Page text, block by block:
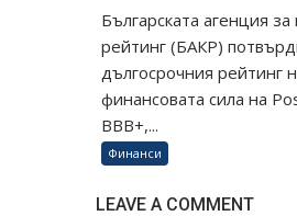
Българската агенция
рейтинг (БАКР)
дългосрочния рейтинг
финансовата сила на
BBB+,...
Финанси
LEAVE A COMMENT